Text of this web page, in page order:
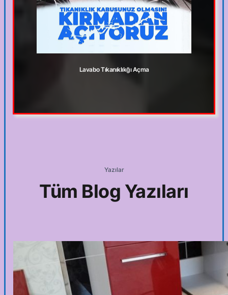
Lavabo Tıkanıklıkğı Açma
Yazılar
Tüm Blog Yazıları